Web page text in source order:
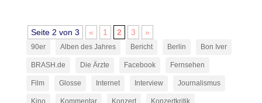
Seite 2 von 3 « 1 2 3 »
90er Alben des Jahres Bericht Berlin Bon Iver
BRASH.de Die Ärzte Facebook Fernsehen
Film Glosse Internet Interview Journalismus